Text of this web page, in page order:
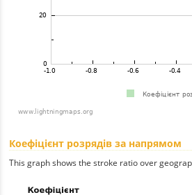
Коефіцієнт розрядів за напрямом
This graph shows the stroke ratio over